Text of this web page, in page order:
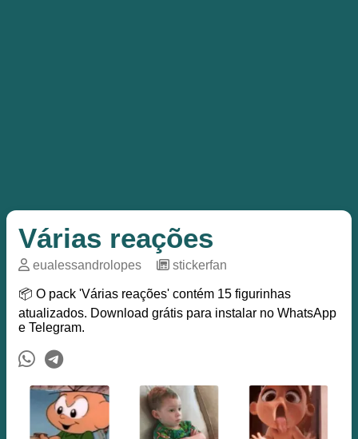
Várias reações
eualessandrolopes stickerfan
📦 O pack 'Várias reações' contém 15 figurinhas
atualizados. Download grátis para instalar no WhatsApp
e Telegram.